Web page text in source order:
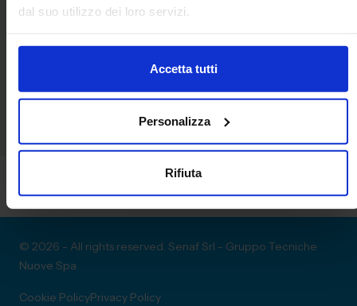
dal suo utilizzo dei loro servizi.
Accetta tutti
Personalizza
Rifiuta
Nuova gamma Oil Grip
© 2026 - All rights reserved. Senaf Srl - Gruppo Tecniche
Nuove Spa
Cookie PolicyPrivacy Policy